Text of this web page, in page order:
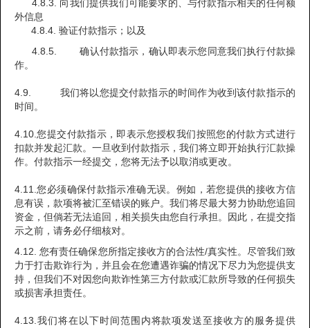
4.8.3. 向我们提供我们可能要求的、与付款指示相关的任何额
外信息
4.8.4. 验证付款指示；以及
4.8.5. 确认付款指示，确认即表示您同意我们执行付款操
作。
4.9. 我们将以您提交付款指示的时间作为收到该付款指示的
时间。
4.10.您提交付款指示，即表示您授权我们按照您的付款方式进行
扣款并发起汇款。一旦收到付款指示，我们将立即开始执行汇款操
作。付款指示一经提交，您将无法予以取消或更改。
4.11.您必须确保付款指示准确无误。例如，若您提供的接收方信
息有误，款项将被汇至错误的账户。我们将尽最大努力协助您追回
资金，但倘若无法追回，相关损失由您自行承担。因此，在提交指
示之前，请务必仔细核对。
4.12. 您有责任确保您所指定接收方的合法性/真实性。尽管我们致
力于打击欺诈行为，并且会在您遭遇诈骗的情况下尽力为您提供支
持，但我们不对因您向欺诈性第三方付款或汇款所导致的任何损失
或损害承担责任。
4.13.我们将在以下时间范围内将款项发送至接收方的服务提供